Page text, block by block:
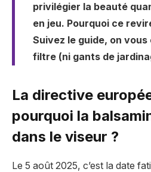
privilégier la beauté
en jeu. Pourquoi ce
Suivez le guide, on
filtre (ni gants de
La directive
pourquoi la
dans le viseur ?
Le 5 août 2025, c’est la date